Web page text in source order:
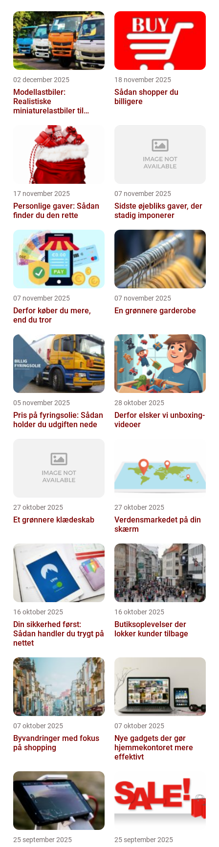
02 december 2025
Modellastbiler:
Realistiske
miniaturelastbiler til
18 november 2025
Sådan shopper du
billigere
17 november 2025
Personlige gaver: Sådan
finder du den rette
07 november 2025
Sidste øjebliks gaver, der
stadig imponerer
07 november 2025
Derfor køber du mere,
end du tror
07 november 2025
En grønnere garderobe
05 november 2025
Pris på fyringsolie: Sådan
holder du udgiften nede
28 oktober 2025
Derfor elsker vi unboxing-
videoer
27 oktober 2025
Et grønnere klædeskab
27 oktober 2025
Verdensmarkedet på din
skærm
16 oktober 2025
Din sikkerhed først:
Sådan handler du trygt på
nettet
16 oktober 2025
Butiksoplevelser der
lokker kunder tilbage
07 oktober 2025
Byvandringer med fokus
på shopping
07 oktober 2025
Nye gadgets der gør
hjemmekontoret mere
effektivt
25 september 2025 25 september 2025